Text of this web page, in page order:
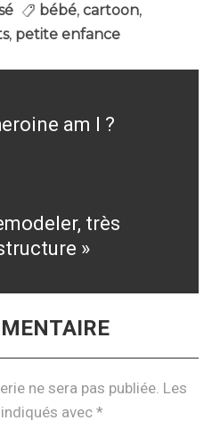
bébé, cartoon,
, petite enfance
am I ?
très
»
ne sera pas publiée. Les
avec *